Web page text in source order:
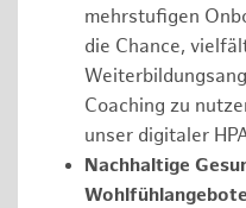
mehrstufigen
die Chance,
Coaching zu
unser digitaler
Nachhaltige